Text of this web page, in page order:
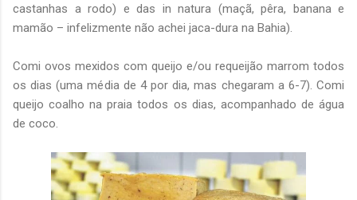
castanhas a rodo) e das in natura (maçã, pêra, banana e
mamão – infelizmente não achei jaca-dura na Bahia).
Comi ovos mexidos com queijo e/ou requeijão marrom todos
os dias (uma média de 4 por dia, mas chegaram a 6-7). Comi
queijo coalho na praia todos os dias, acompanhado de água
de coco.